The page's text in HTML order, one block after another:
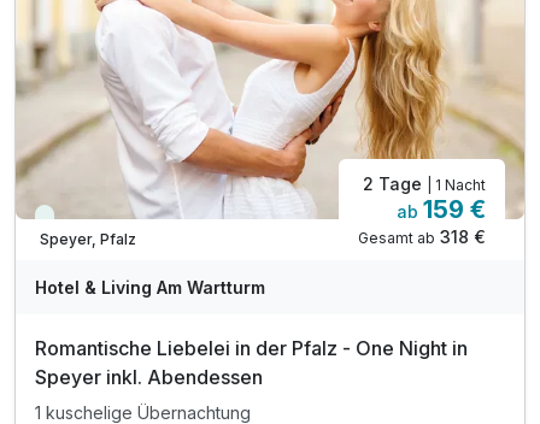
Panorama-Schwimmbad mit Innen- und Außenpool
3 Saunen, 5 Ruheräume, Garten
3 Vitalbars mit Wasser, Tee-Auswahl und Snacks
Wellnesstasche mit Saunatuch und Bademantel
Viele Termine frei
Speyer, Pfalz
2 Tage | 1 Nacht
ab 159 €
Gesamt ab 318 €
Hotel & Living Am Wartturm
Romantische Liebelei in der Pfalz - One Night in
Speyer inkl. Abendessen
1 kuschelige Übernachtung